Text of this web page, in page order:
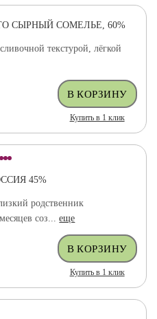
СЫРНЫЙ СОМЕЛЬЕ, 60%
текстурой, лёгкой
Купить в 1 клик
45%
родственник
соз...еще
Купить в 1 клик